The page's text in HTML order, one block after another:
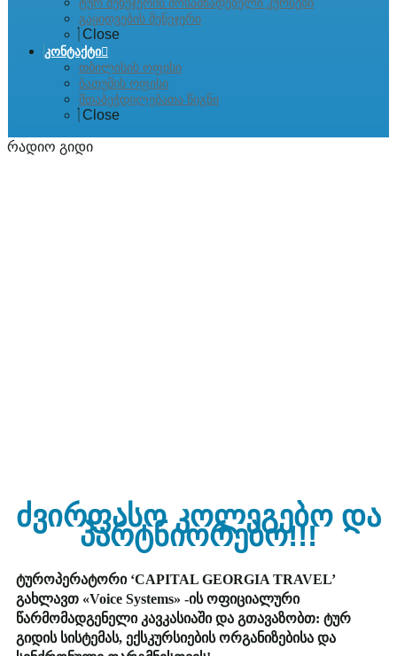
გაყიდვების მენეჯერი
Close
კონტაქტი
თბილისის ოფისი
ბათუმის ოფისი
შთაბეჭდილებათა წიგნი
Close
რადიო გიდი
ძვირფასო კოლეგებო და
პარტნიორებო!!!
ტუროპერატორი ‘CAPITAL GEORGIA TRAVEL’
გახლავთ «Voice Systems» -ის ოფიციალური
წარმომადგენელი კავკასიაში და გთავაზობთ: ტურ
გიდის სისტემას, ექსკურსიების ორგანიზებისა და